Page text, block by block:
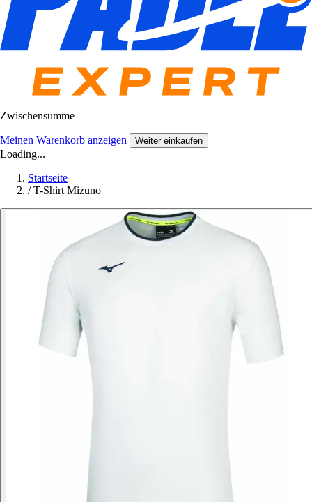
Zwischensumme
Meinen Warenkorb anzeigen Weiter einkaufen
Loading...
Startseite
/ T-Shirt Mizuno